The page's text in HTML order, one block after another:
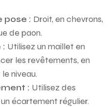
pose : Droit, en chevrons,
de paon.
Utilisez un maillet en
les revêtements, en
niveau.
: Utilisez des
écartement régulier.